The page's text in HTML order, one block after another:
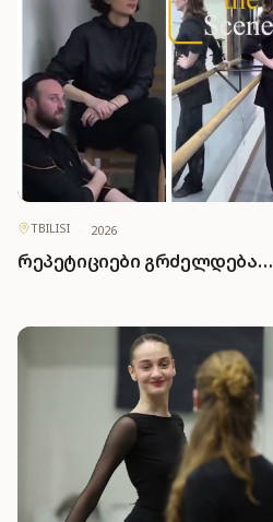
TBILISI · 2026
რეპეტიციები გრძელდება…